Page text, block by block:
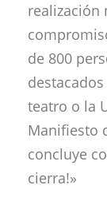
realización
de 800
teatro o la
Manifiesto
concluye
cierra!»